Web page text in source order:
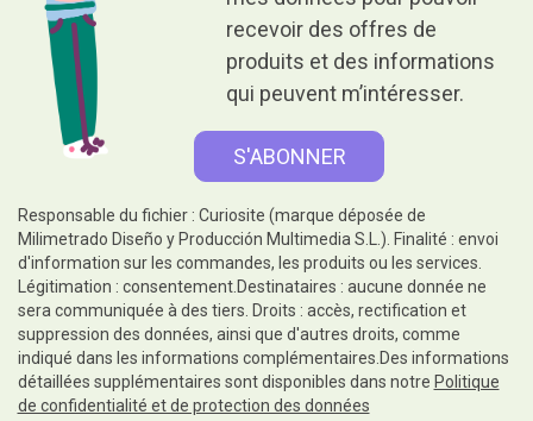
recevoir des offres de
produits et des informations
qui peuvent m’intéresser.
Responsable du fichier : Curiosite (marque déposée de
Milimetrado Diseño y Producción Multimedia S.L.). Finalité : envoi
d'information sur les commandes, les produits ou les services.
Légitimation : consentement.Destinataires : aucune donnée ne
sera communiquée à des tiers. Droits : accès, rectification et
suppression des données, ainsi que d'autres droits, comme
indiqué dans les informations complémentaires.Des informations
détaillées supplémentaires sont disponibles dans notre Politique
de confidentialité et de protection des données